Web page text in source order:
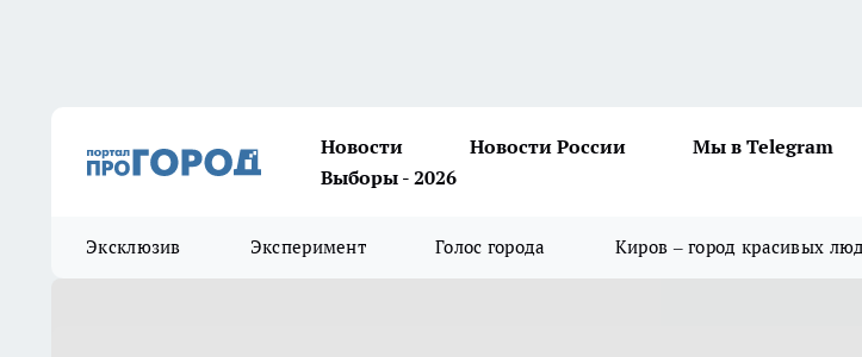
Новости Новости России Мы в Telegram
Выборы - 2026
Эксклюзив Эксперимент Голос города Киров – город красивых